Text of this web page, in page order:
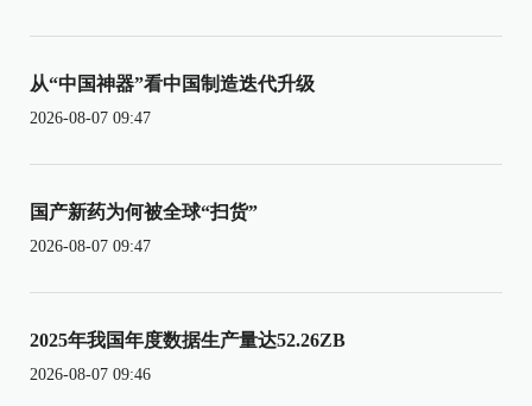
从“中国神器”看中国制造迭代升级
2026-08-07 09:47
国产新药为何被全球“扫货”
2026-08-07 09:47
2025年我国年度数据生产量达52.26ZB
2026-08-07 09:46